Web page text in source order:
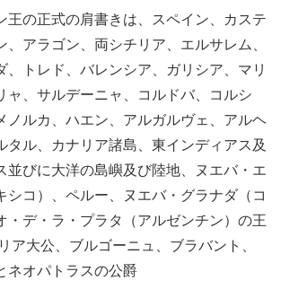
王の正式の肩書きは、スペイン、カステ
、アラゴン、両シチリア、エルサレム、
、トレド、バレンシア、ガリシア、マリ
ャ、サルデーニャ、コルドバ、コルシ
ノルカ、ハエン、アルガルヴェ、アルヘ
タル、カナリア諸島、東インディアス及
並びに大洋の島嶼及び陸地、ヌエバ・エ
シコ）、ペルー、ヌエバ・グラナダ（コ
・デ・ラ・プラタ（アルゼンチン）の王
ア大公、ブルゴーニュ、ブラバント、
ネオパトラスの公爵